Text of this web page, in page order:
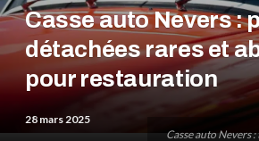
Casse auto Nevers
Casse auto Nevers :
détachées rares et
pour restauration
28 mars 2025